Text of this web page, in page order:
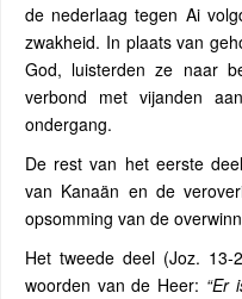
de nederlaag tegen Ai
zwakheid. In plaats van
God, luisterden ze naar
verbond met vijanden
ondergang.
De rest van het eerste
van Kanaän en de
opsomming van de
Het tweede deel (Joz. 13-
woorden van de Heer: “Er